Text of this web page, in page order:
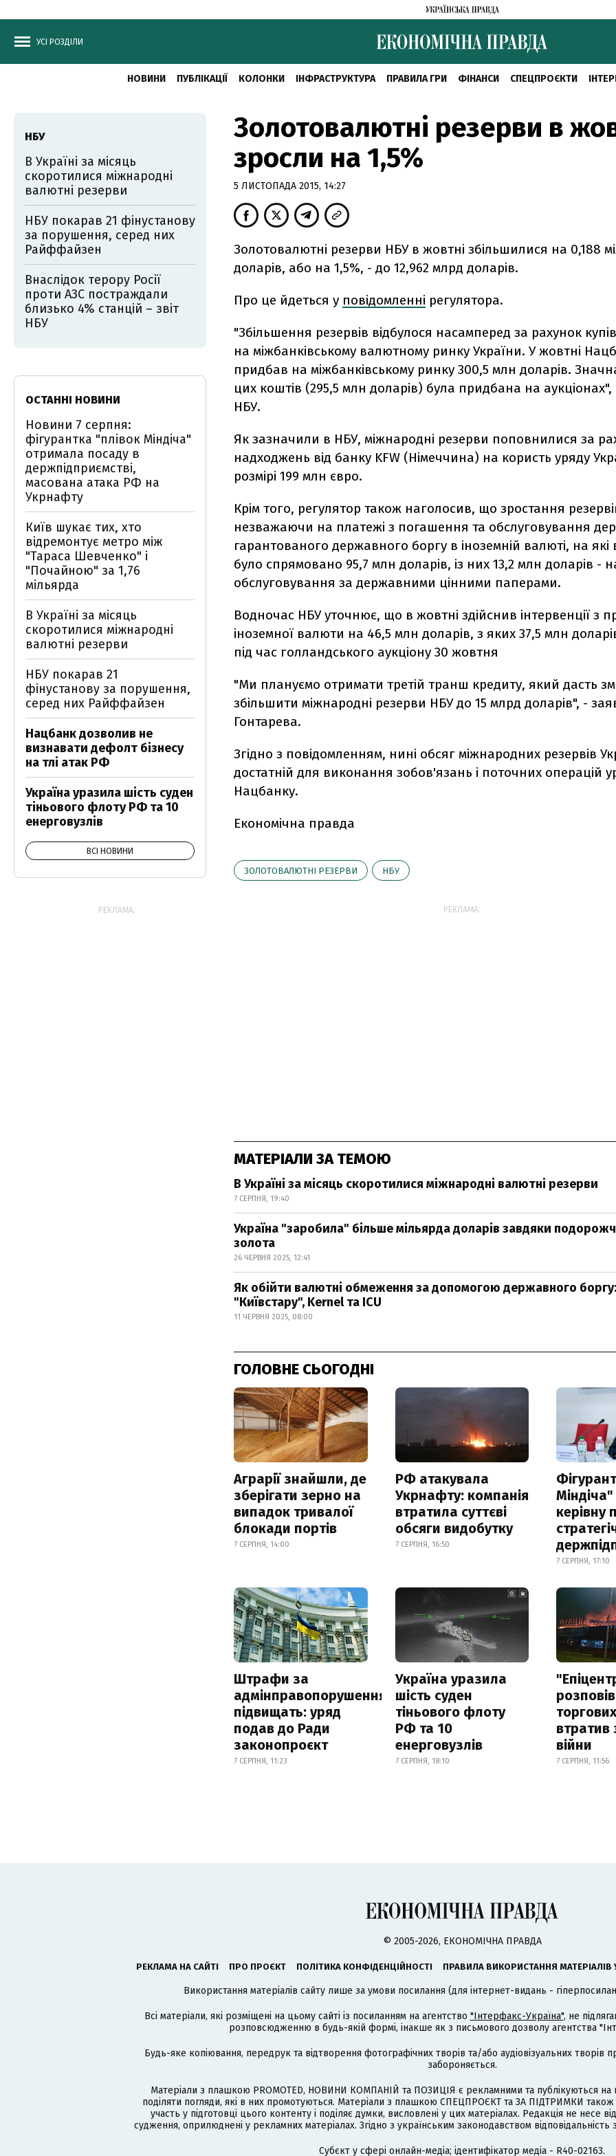
УСІ РОЗДІЛИ
НОВИНИ ПУБЛІКАЦІЇ КОЛОНКИ ІНФРАСТРУКТУРА ПРАВИЛА ГРИ ФІНАНСИ СПЕЦПРОЄКТИ
Золотовалютні резерви в
зросли на 1,5%
5 ЛИСТОПАДА 2015, 14:27
Золотовалютні резерви НБУ в жовтні збільшилися на 0,188
доларів, або на 1,5%, - до 12,962 млрд доларів.
Про це йдеться у повідомленні регулятора.
"Збільшення резервів відбулося насамперед за рахунок
на міжбанківському валютному ринку України. У жовтні
придбав на міжбанківському ринку 300,5 млн доларів.
цих коштів (295,5 млн доларів) була придбана на
НБУ.
Як зазначили в НБУ, міжнародні резерви поповнилися за
надходжень від банку KFW (Німеччина) на користь уряду
розмірі 199 млн євро.
Крім того, регулятор також наголосив, що зростання
незважаючи на платежі з погашення та обслуговування
гарантованого державного боргу в іноземній валюті, на які
було спрямовано 95,7 млн доларів, із них 13,2 млн доларів -
обслуговування за державними цінними паперами.
Водночас НБУ уточнює, що в жовтні здійснив інтервенції з
іноземної валюти на 46,5 млн доларів, з яких 37,5 млн
під час голландського аукціону 30 жовтня
"Ми плануємо отримати третій транш кредиту, який дасть
збільшити міжнародні резерви НБУ до 15 млрд доларів", -
Гонтарева.
Згідно з повідомленням, нині обсяг міжнародних резервів
достатній для виконання зобов'язань і поточних операцій
Нацбанку.
Економічна правда
ЗОЛОТОВАЛЮТНІ РЕЗЕРВИ НБУ
РЕКЛАМА:
МАТЕРІАЛИ ЗА ТЕМОЮ
В Україні за місяць скоротилися міжнародні валютні резерви
7 СЕРПНЯ, 19:40
Україна "заробила" більше мільярда доларів завдяки
золота
26 ЧЕРВНЯ 2025, 12:41
Як обійти валютні обмеження за допомогою державного
"Київстару", Kernel та ICU
11 ЧЕРВНЯ 2025, 08:00
ГОЛОВНЕ СЬОГОДНІ
Аграрії знайшли, де
зберігати зерно на
випадок тривалої
блокади портів
7 СЕРПНЯ, 14:00
РФ атакувала
Укрнафту: компанія
втратила суттєві
обсяги видобутку
7 СЕРПНЯ, 16:50
керівну
7 СЕРПНЯ, 17:10
Штрафи за
адмінправопорушення
підвищать: уряд
подав до Ради
законопроєкт
7 СЕРПНЯ, 11:23
Україна уразила
шість суден
тіньового флоту
РФ та 10
енерговузлів
7 СЕРПНЯ, 18:10
втратив
війни
7 СЕРПНЯ, 11:56
НБУ
В Україні за місяць
скоротилися міжнародні
валютні резерви
НБУ покарав 21 фінустанову
за порушення, серед них
Райффайзен
Внаслідок терору Росії
проти АЗС постраждали
близько 4% станцій – звіт
НБУ
ОСТАННІ НОВИНИ
Новини 7 серпня:
фігурантка "плівок Міндіча"
отримала посаду в
держпідприємстві,
масована атака РФ на
Укрнафту
Київ шукає тих, хто
відремонтує метро між
"Тараса Шевченко" і
"Почайною" за 1,76
мільярда
В Україні за місяць
скоротилися міжнародні
валютні резерви
НБУ покарав 21
фінустанову за порушення,
серед них Райффайзен
Нацбанк дозволив не
визнавати дефолт бізнесу
на тлі атак РФ
Україна уразила шість суден
тіньового флоту РФ та 10
енерговузлів
ВСІ НОВИНИ
РЕКЛАМА:
© 2005-2026, ЕКОНОМІЧНА ПРАВДА
РЕКЛАМА НА САЙТІ ПРО ПРОЄКТ ПОЛІТИКА КОНФІДЕНЦІЙНОСТІ ПРАВИЛА ВИКОРИСТАННЯ МАТЕРІАЛІВ
Використання матеріалів сайту лише за умови посилання (для інтернет-видань -
Всі матеріали, які розміщені на цьому сайті із посиланням на агентство "Інтерфакс-Україна", не
розповсюдженню в будь-якій формі, інакше як з письмового дозволу агентства
Будь-яке копіювання, передрук та відтворення фотографічних творів та/або аудіовізуальних
забороняється.
Матеріали з плашкою PROMOTED, НОВИНИ КОМПАНІЙ та ПОЗИЦІЯ є рекламними та публікуються на
поділяти погляди, які в них промотуються. Матеріали з плашкою СПЕЦПРОЄКТ та ЗА ПІДТРИМКИ
участь у підготовці цього контенту і поділяє думки, висловлені у цих матеріалах. Редакція не несе
судження, оприлюднені у рекламних матеріалах. Згідно з українським законодавством
Cубєкт у сфері онлайн-медіа; ідентифікатор медіа - R40-02163.